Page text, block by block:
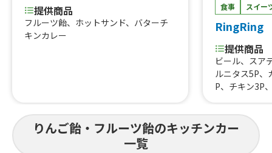
提供商品
フルーツ飴、ホットサンド、バターチ
キンカレー
食事 スイー
RingRing
提供商品
ビール、スア
ルニタス5P、
P、チキン3P
ッグ、りんご
りんご飴・フルーツ飴のキッチンカー
一覧